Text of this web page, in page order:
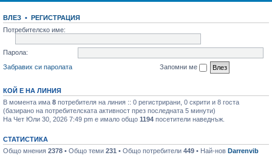
ВЛЕЗ • РЕГИСТРАЦИЯ
Потребителско име:
Парола:
Забравих си паролата
Запомни ме
КОЙ Е НА ЛИНИЯ
В момента има 8 потребителя на линия :: 0 регистрирани, 0 скрити и 8 госта
(базирано на потребителската активност през последната 5 минути)
На Чет Юли 30, 2026 7:49 pm е имало общо 1194 посетители наведнъж.
СТАТИСТИКА
Общо мнения 2378 • Общо теми 231 • Общо потребители 449 • Най-нов Darrenvib